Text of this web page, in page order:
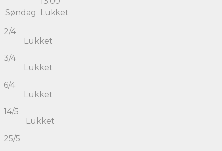
Søndag
Lukket
2/4
Lukket
3/4
Lukket
6/4
Lukket
14/5
Lukket
25/5